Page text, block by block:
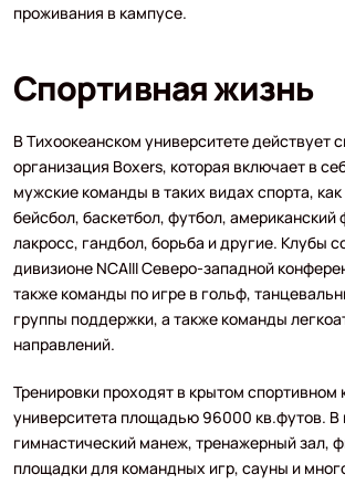
проживания в кампусе.
Спортивная жизнь
В Тихоокеанском университете действует
организация Boxers, которая включает в
мужские команды в таких видах спорта,
бейсбол, баскетбол, футбол, американский
лакросс, гандбол, борьба и другие. Клубы
дивизионе NCAIII Северо-западной
также команды по игре в гольф,
группы поддержки, а также команды
направлений.
Тренировки проходят в крытом спортивном
университета площадью 96000 кв.футов. В
гимнастический манеж, тренажерный зал,
площадки для командных игр, сауны и